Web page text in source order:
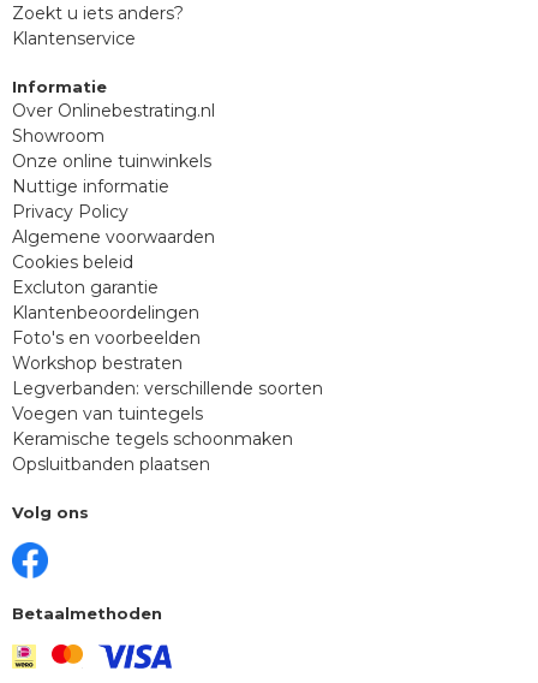
Zoekt u iets anders?
Klantenservice
Informatie
Over Onlinebestrating.nl
Showroom
Onze online tuinwinkels
Nuttige informatie
Privacy Policy
Algemene voorwaarden
Cookies beleid
Excluton garantie
Klantenbeoordelingen
Foto's en voorbeelden
Workshop bestraten
Legverbanden: verschillende soorten
Voegen van tuintegels
Keramische tegels schoonmaken
Opsluitbanden plaatsen
Volg ons
Betaalmethoden